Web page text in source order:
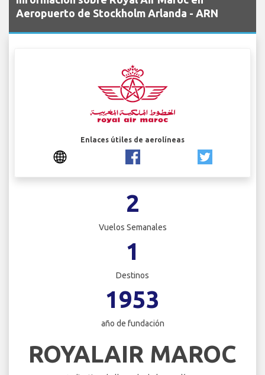
Aeropuerto de Stockholm Arlanda - ARN
Enlaces útiles de aerolíneas
2
Vuelos Semanales
1
Destinos
1953
año de fundación
ROYALAIR MAROC